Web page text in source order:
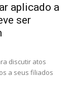
aplicado a
ser
discutir atos
a seus filiados